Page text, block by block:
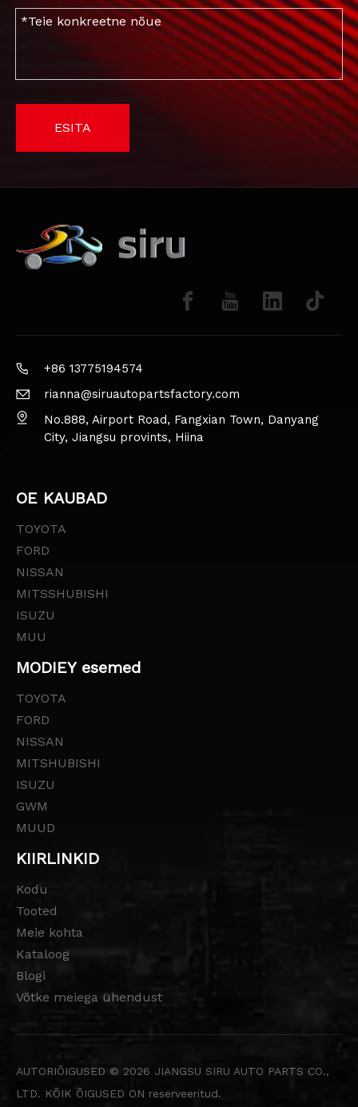
ESITA
+86 13775194574
rianna@siruautopartsfactory.com
No.888, Airport Road, Fangxian Town, Danyang
City, Jiangsu provints, Hiina
OE KAUBAD
TOYOTA
FORD
NISSAN
MITSSHUBISHI
ISUZU
MUU
MODIEY esemed
TOYOTA
FORD
NISSAN
MITSHUBISHI
ISUZU
GWM
MUUD
KIIRLINKID
Kodu
Tooted
Meie kohta
Kataloog
Blogi
Võtke meiega ühendust
AUTORIÕIGUSED © 2026 JIANGSU SIRU AUTO PARTS CO.,
LTD. KÕIK ÕIGUSED ON reserveeritud.